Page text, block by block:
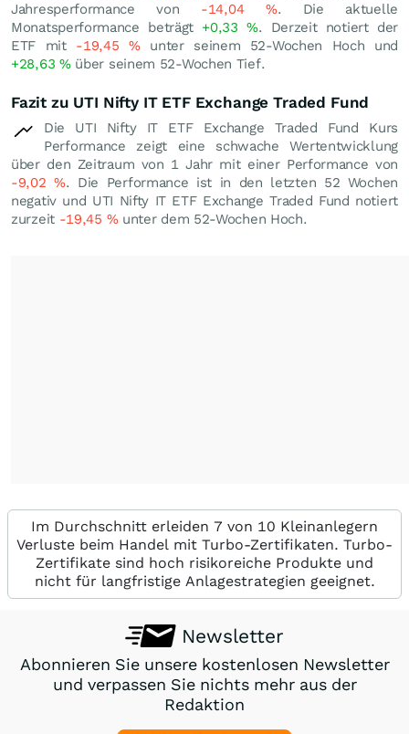
Jahresperformance von -14,04 %. Die aktuelle
Monatsperformance beträgt +0,33 %. Derzeit notiert der
ETF mit -19,45 %unter seinem 52-Wochen Hoch und
+28,63 %über seinem 52-Wochen Tief.
Fazit zu UTI Nifty IT ETF Exchange Traded Fund
Die UTI Nifty IT ETF Exchange Traded Fund Kurs
Performance zeigt eine schwache Wertentwicklung
über den Zeitraum von 1 Jahr mit einer Performance von
-9,02%. Die Performance ist in den letzten 52 Wochen
negativ und UTI Nifty IT ETF Exchange Traded Fund notiert
zurzeit -19,45 %unter dem 52-Wochen Hoch.
Im Durchschnitt erleiden 7 von 10 Kleinanlegern
Verluste beim Handel mit Turbo-Zertifikaten. Turbo-
Zertifikate sind hoch risikoreiche Produkte und
nicht für langfristige Anlagestrategien geeignet.
Newsletter
Abonnieren Sie unsere kostenlosen Newsletter
und verpassen Sie nichts mehr aus der
Redaktion